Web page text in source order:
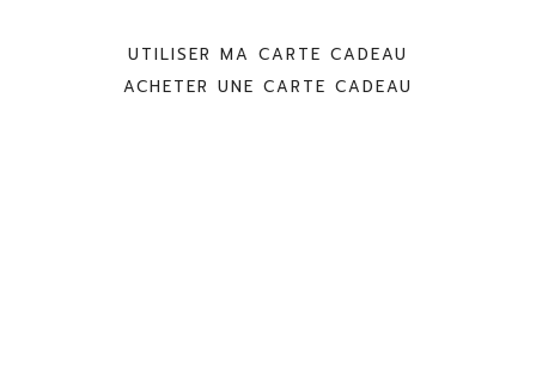
UTILISER MA CARTE CADEAU
ACHETER UNE CARTE CADEAU